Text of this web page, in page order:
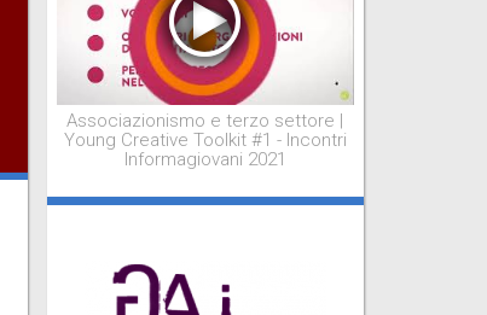
Associazionismo e terzo settore |
Young Creative Toolkit #1 - Incontri
Informagiovani 2021